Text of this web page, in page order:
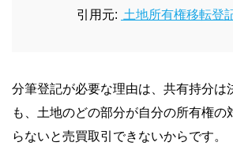
引用元: 土地所有権移転登
分筆登記が必要な理由は、共有持分は
も、土地のどの部分が自分の所有権の
らないと売買取引できないからです。